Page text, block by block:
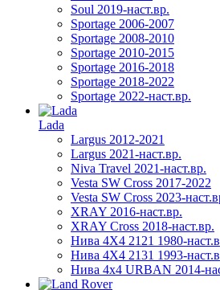
Soul 2019-наст.вр.
Sportage 2006-2007
Sportage 2008-2010
Sportage 2010-2015
Sportage 2016-2018
Sportage 2018-2022
Sportage 2022-наст.вр.
Lada
Largus 2012-2021
Largus 2021-наст.вр.
Niva Travel 2021-наст.вр.
Vesta SW Cross 2017-2022
Vesta SW Cross 2023-
XRAY 2016-наст.вр.
XRAY Cross 2018-наст.вр.
Нива 4X4 2121 1980-
Нива 4X4 2131 1993-
Нива 4х4 URBAN 2014-